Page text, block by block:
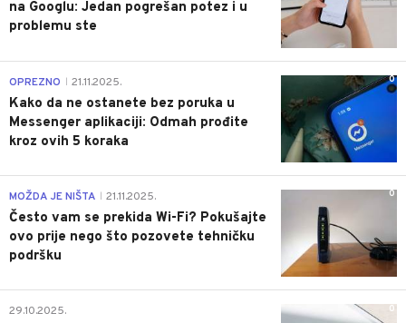
na Googlu: Jedan pogrešan potez i u
problemu ste
0
OPREZNO 21.11.2025.
Kako da ne ostanete bez poruka u
Messenger aplikaciji: Odmah prođite
kroz ovih 5 koraka
0
MOŽDA JE NIŠTA 21.11.2025.
Često vam se prekida Wi-Fi? Pokušajte
ovo prije nego što pozovete tehničku
podršku
0
29.10.2025.